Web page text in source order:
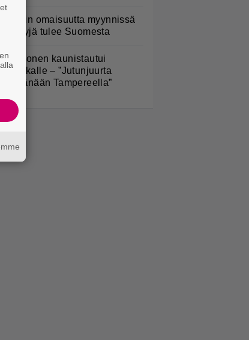
omaisuutta myynnissä
tulee Suomesta
Paasonen kaunistautui
keikalle – ”Jutunjuurta
tänään Tampereella”